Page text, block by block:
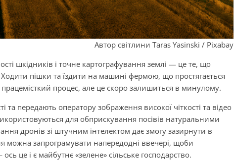
Автор світлини Taras Yasinski / Pixabay
шкідників і точне картографування землі — це те, що
пішки та їздити на машині фермою, що простягається
процес, але це скоро залишиться в минулому.
та передають оператору зображення високої чіткості та відео
для обприскування посівів натуральними
дронів зі штучним інтелектом дає змогу зазирнути в
можна запрограмувати напередодні ввечері, щоби
це і є майбутнє «зелене» сільське господарство.